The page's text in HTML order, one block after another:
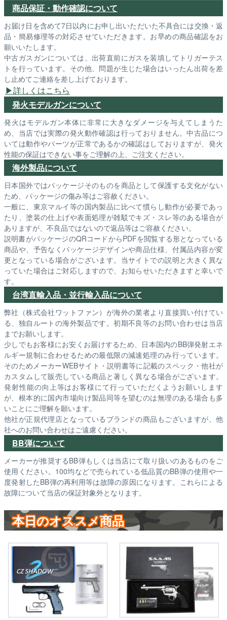
商品保証・動作確認について
お届け日を含めて7日以内にお申し出いただいた不具合には交換・返
品・簡易修理等の対応させていただきます。お早めの商品確認をお
願いいたします。
中古ガスガンについては、出荷直前にガスを装填してトリガーテス
トを行っています。その他、問題が生じた場合はいったん出荷を差
し止めてご連絡を差し上げております。
詳しくはこちら
発火モデルガンについて
発火はモデルガン本体に非常に大きなダメージを与えてしまうた
め、当店では実際の発火動作確認は行っておりません。中古品につ
いては動作やパーツが正常であるかの確認はしておりますが、発火
性能の保証はできない事をご理解の上、ご注文ください。
海外製品について
日本国外ではパッケージそのものを商品として保護する文化がない
ため、パッケージの傷み等はご容赦ください。
一般に、東京マルイ等の国内製品に比べて慣らし動作が必要であっ
たり、塗装の仕上げや表面処理が雑駁でキズ・スレ等のある場合が
ありますが、不良品ではないので返品等はご容赦ください。
説明書がパッケージのQRコードからPDFを閲覧する形となっている
商品や、予告なくパッケージデザインや商品仕様、付属品内容が変
更となっている場合がございます。当サイトでの説明と大きく異な
っていた場合はご対応しますので、お知らせいただきますと幸いで
す。
台湾直輸入品・並行輸入品について
弊社（株式会社ワットファン）が海外の業者より直接買い付けてい
る、独自ルートの海外製品です。初期不良等のお問い合わせは当店
までお願いします。
少しでもお客様にお安くお届けするため、日本国内のBB弾発射エネ
ルギー規制に合わせるための最低限の減速処理のみ行っています。
そのためメーカーWEBサイト・説明書等に記載のスペック・他社が
カスタムして販売している商品と著しく異なる場合がございます。
発射性能の向上等はお客様にて行っていただくようお願いします
が、根本的に国内市場向け製品同等を望むのは無理のある場合も多
いことにご理解を願います。
他社が正規代理店となっているブランドの商品もございますが、他
社へのお問い合わせはご遠慮ください。
BB弾について
メーカーが推奨するBB弾もしくは当店にて取り扱いのあるものをご
使用ください。100均などで売られている低品質のBB弾の使用や一
度発射したBB弾の再利用等は故障の原因になります。これらによる
故障について当店の保証対象外となります。
本日のオススメ商品